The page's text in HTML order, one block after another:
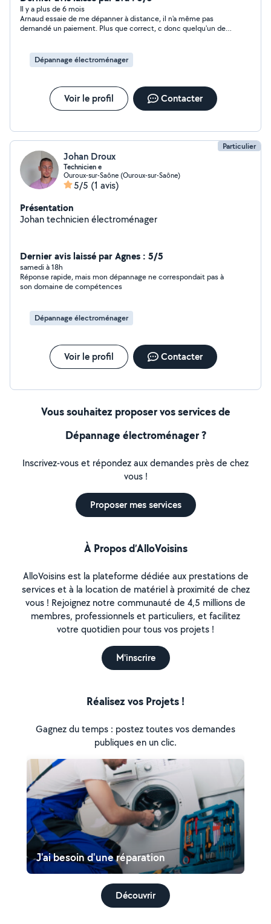
Il y a plus de 6 mois
Arnaud essaie de me dépanner à distance, il n'a même pas
demandé un paiement. Plus que correct, c donc quelqu'un de
Dépannage électroménager
Voir le profil Contacter
Particulier
Johan Droux
Technicien e
Ouroux-sur-Saône (Ouroux-sur-Saône)
5/5 (1 avis)
Présentation
Johan technicien électroménager
Dernier avis laissé par Agnes : 5/5
samedi à 18h
Réponse rapide, mais mon dépannage ne correspondait pas à
son domaine de compétences
Dépannage électroménager
Voir le profil Contacter
Vous souhaitez proposer vos services de
Dépannage électroménager ?
Inscrivez-vous et répondez aux demandes près de chez
vous !
Proposer mes services
À Propos d’AlloVoisins
AlloVoisins est la plateforme dédiée aux prestations de
services et à la location de matériel à proximité de chez
vous ! Rejoignez notre communauté de 4,5 millions de
membres, professionnels et particuliers, et facilitez
votre quotidien pour tous vos projets !
M'inscrire
Réalisez vos Projets !
Gagnez du temps : postez toutes vos demandes
publiques en un clic.
J'ai besoin d'une réparation
Découvrir